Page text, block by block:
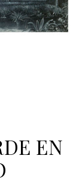
EN